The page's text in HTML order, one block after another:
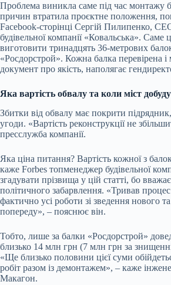
Проблема виникла саме під час монтажу
причин втратила проєктне положення,
Facebook-сторінці Сергій Пилипенко,
будівельної компанії «Ковальська». Саме
виготовити тринадцять 36-метрових
«Росдорстрой». Кожна балка перевірена і
документ про якість, наполягає
Яка вартість обвалу та коли міст
Збитки від обвалу має покрити
угоди. «Вартість реконструкції не
пресслужба компанії.
Яка ціна питання? Вартість кожної з
каже Forbes топменеджер будівельної
згадувати прізвища у цій статті, бо
політичного забарвлення. «Тривав
фактично усі роботи зі зведення нового
попереду», – пояснює він.
Тобто, лише за балки «Росдорстрой»
близько 14 млн грн (7 млн грн за
«Ще близько половини цієї суми
робіт разом із демонтажем», – каже
Макагон.